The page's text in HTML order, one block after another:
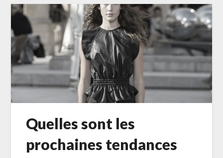
Quelles sont les
prochaines tendances